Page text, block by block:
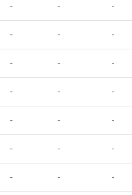
- - -
- - -
- - -
- - -
- - -
- - -
- - -